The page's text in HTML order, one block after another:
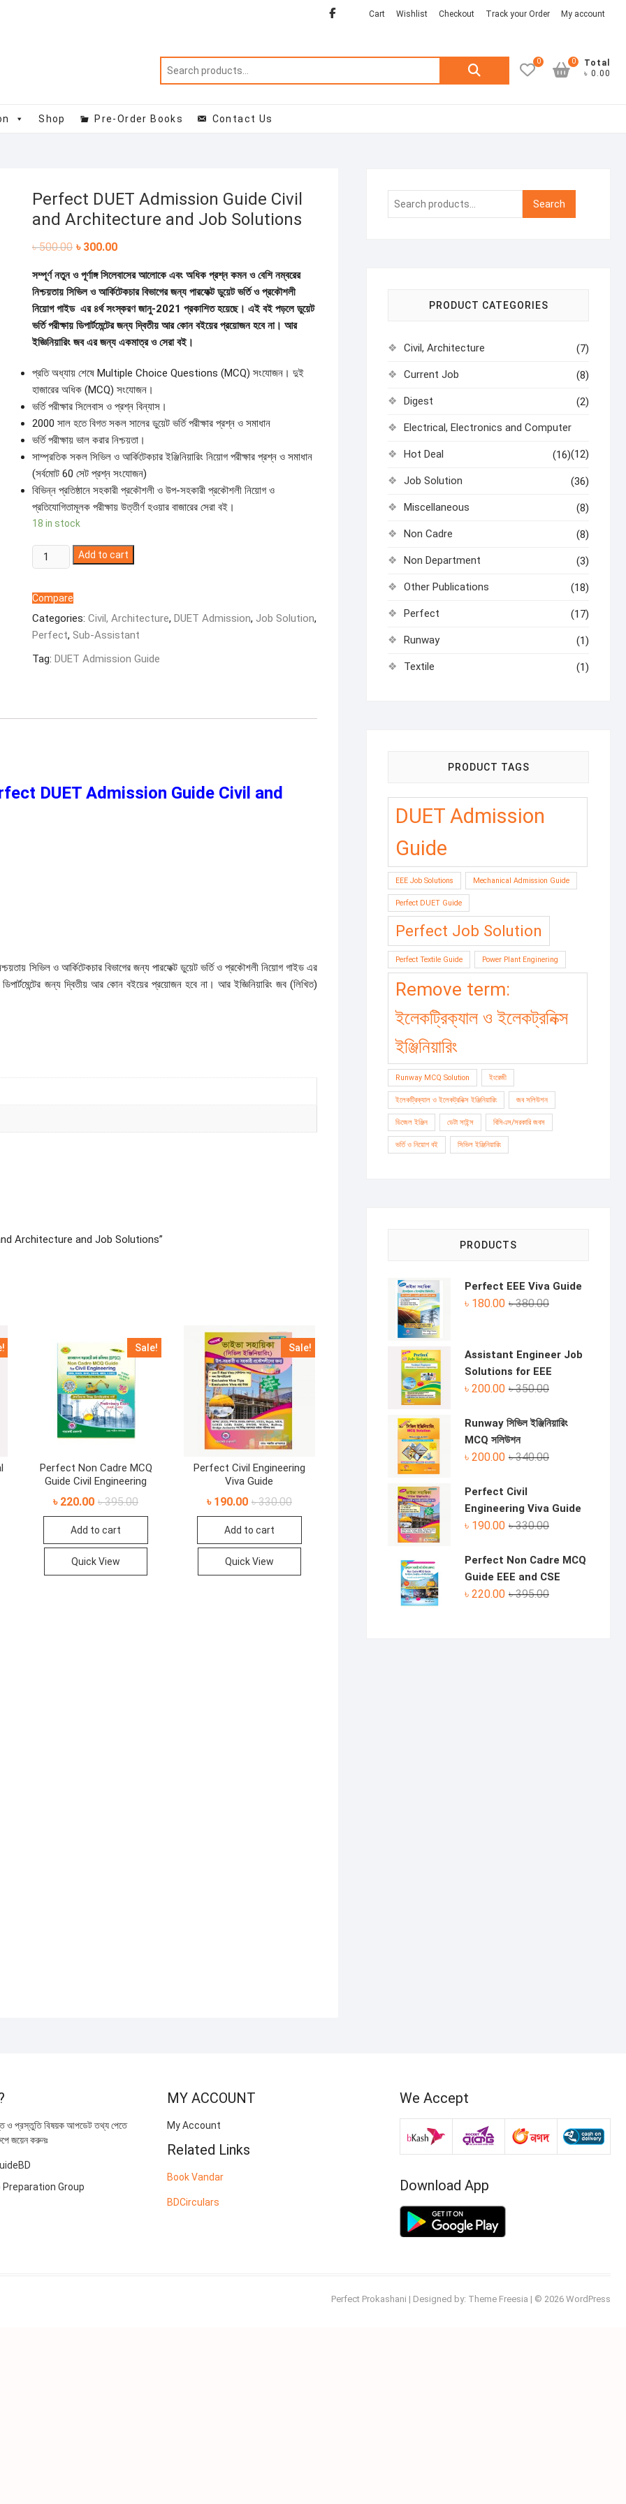
Facebook
twitter
Cart Wishlist Checkout Track your Order My account
Search
0
Total
৳ 0.00
0
Shop Pre-Order Books Contact Us
Perfect DUET Admission Guide Civil
and Architecture and Job Solutions
৳500.00 Original
was:
৳ 500.00.
৳ 300.00Current
is:
৳ 300.00.
সম্পূর্ণ নতুন ও পূর্ণাঙ্গ সিলেবাসের আলোকে এবং অধিক প্রশ্ন কমন ও বেশি নম্বরের
নিশ্চয়তায় সিভিল ও আর্কিটেকচার বিভাগের জন্য পারফেক্ট ডুয়েট ভর্তি ও প্রকৌশলী
নিয়োগ গাইড এর ৪র্থ সংস্করণ জানু-2021 প্রকাশিত হয়েছে। এই বই পড়লে ডুয়েট
ভর্তি পরীক্ষায় ডিপার্টমেন্টের জন্য দ্বিতীয় আর কোন বইয়ের প্রয়োজন হবে না। আর
ইজ্ঞিনিয়ারিং জব এর জন্য একমাত্র ও সেরা বই।
প্রতি অধ্যায় শেষে Multiple Choice Questions (MCQ) সংযোজন। দুই
হাজারের অধিক (MCQ) সংযোজন।
ভর্তি পরীক্ষার সিলেবাস ও প্রশ্ন বিন্যাস।
2000 সাল হতে বিগত সকল সালের ডুয়েট ভর্তি পরীক্ষার প্রশ্ন ও সমাধান
ভর্তি পরীক্ষায় ভাল করার নিশ্চয়তা।
সাম্প্রতিক সকল সিভিল ও আর্কিটেকচার ইঞ্জিনিয়ারিং নিয়োগ পরীক্ষার প্রশ্ন ও সমাধান
(সর্বমোট 60 সেট প্রশ্ন সংযোজন)
বিভিন্ন প্রতিষ্ঠানে সহকারী প্রকৌশলী ও উপ-সহকারী প্রকৌশলী নিয়োগ ও
প্রতিযোগিতামূলক পরীক্ষায় উত্তীর্ণ হওয়ার বাজারের সেরা বই।
18 in stock
Perfect
DUET
Guide
Civil
and
Architecture
quantity
Add to cart
Compare
Categories: Civil, Architecture, DUET Admission, Job Solution,
Perfect, Sub-Assistant
Tag: DUET Admission Guide
Perfect DUET Admission Guide Civil and
সিভিল ও আর্কিটেকচার বিভাগের জন্য পারফেক্ট ডুয়েট ভর্তি ও প্রকৌশলী নিয়োগ গাইড এর
জন্য দ্বিতীয় আর কোন বইয়ের প্রয়োজন হবে না। আর ইজ্ঞিনিয়ারিং জব (লিখিত)
Architecture and Job Solutions”
Sale!
Perfect Non Cadre MCQ
Guide Civil Engineering
৳395.00Original
৳ 220.00
Current
Add to cart
Quick View
Sale!
Perfect Civil Engineering
Viva Guide
৳330.00Original
৳ 190.00
Current
Add to cart
Quick View
Search
Search
PRODUCT CATEGORIES
Civil, Architecture (7)
Current Job (8)
Digest (2)
Electrical, Electronics and Computer
(12)
Hot Deal (16)
Job Solution (36)
Miscellaneous (8)
Non Cadre (8)
Non Department (3)
Other Publications (18)
Perfect (17)
Runway (1)
Textile (1)
PRODUCT TAGS
DUET Admission
Guide
EEE Job Solutions Mechanical Admission Guide
Perfect DUET Guide
Perfect Job Solution
Perfect Textile Guide Power Plant Enginering
Remove term:
ইলেকট্রিক্যাল ও ইলেকট্রনিক্স
ইঞ্জিনিয়ারিং
Runway MCQ Solution ইংরেজী
ইলেকট্রিক্যাল ও ইলেকট্রনিক্স ইঞ্জিনিয়ারিং জব সলিউশন
ডিজেল ইঞ্জিন ডেটা সাইন্স বিসিএস/সরকারি জবস
ভর্তি ও নিয়োগ বই সিভিল ইঞ্জিনিয়ারিং
PRODUCTS
Perfect EEE Viva Guide
৳380.00Original
৳ 380.00.
৳ 180.00
Current
৳ 180.00.
Assistant Engineer Job
Solutions for EEE
৳350.00Original
was:
৳ 200.00
Current
is:
Runway সিভিল ইঞ্জিনিয়ারিং
MCQ সলিউশন
৳340.00Original
৳ 340.00.
৳ 200.00
Current
৳ 200.00.
Perfect Civil
Engineering Viva Guide
৳330.00Original
was:
৳ 330.00.
৳ 190.00
Current
is:
৳ 190.00.
Perfect Non Cadre MCQ
Guide EEE and CSE
৳395.00Original
৳ 220.00
Current
ও প্রস্তুতি বিষয়ক আপডেট তথ্য পেতে
জয়েন করুনঃ
Group
MY ACCOUNT
My Account
Related Links
Book Vandar
BDCirculars
We Accept
Download App
Perfect Prokashani | Designed by: Theme Freesia | © 2026 WordPress